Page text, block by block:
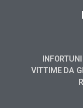
VITTIME DA